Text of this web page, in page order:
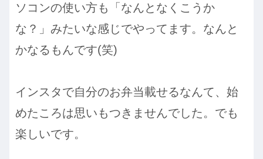
ソコンの使い方も「なんとなくこうか
な？」みたいな感じでやってます。なんと
かなるもんです(笑)
インスタで自分のお弁当載せるなんて、始
めたころは思いもつきませんでした。でも
楽しいです。